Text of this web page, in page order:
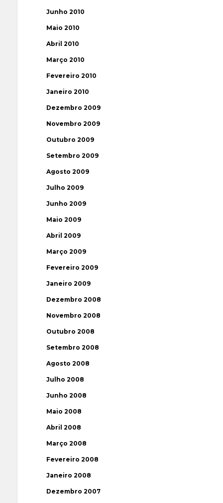
Junho 2010
Maio 2010
Abril 2010
Março 2010
Fevereiro 2010
Janeiro 2010
Dezembro 2009
Novembro 2009
Outubro 2009
Setembro 2009
Agosto 2009
Julho 2009
Junho 2009
Maio 2009
Abril 2009
Março 2009
Fevereiro 2009
Janeiro 2009
Dezembro 2008
Novembro 2008
Outubro 2008
Setembro 2008
Agosto 2008
Julho 2008
Junho 2008
Maio 2008
Abril 2008
Março 2008
Fevereiro 2008
Janeiro 2008
Dezembro 2007